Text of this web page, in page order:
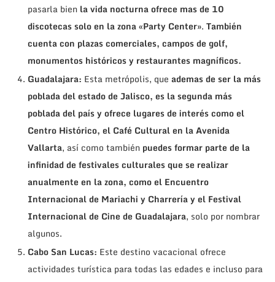
pasarla bien la vida nocturna ofrece mas de 10
discotecas solo en la zona «Party Center». También
cuenta con plazas comerciales, campos de golf,
monumentos históricos y restaurantes magníficos.
Guadalajara: Esta metrópolis, que ademas de ser la más
poblada del estado de Jalisco, es la segunda más
poblada del país y ofrece lugares de interés como el
Centro Histórico, el Café Cultural en la Avenida
Vallarta, así como también puedes formar parte de la
infinidad de festivales culturales que se realizar
anualmente en la zona, como el Encuentro
Internacional de Mariachi y Charrería y el Festival
Internacional de Cine de Guadalajara, solo por nombrar
algunos.
Cabo San Lucas: Este destino vacacional ofrece
actividades turística para todas las edades e incluso para